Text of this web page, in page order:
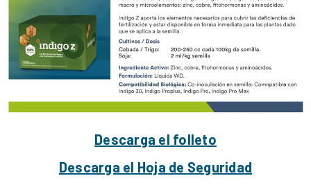
Descarga el folleto
Descarga el Hoja de Seguridad